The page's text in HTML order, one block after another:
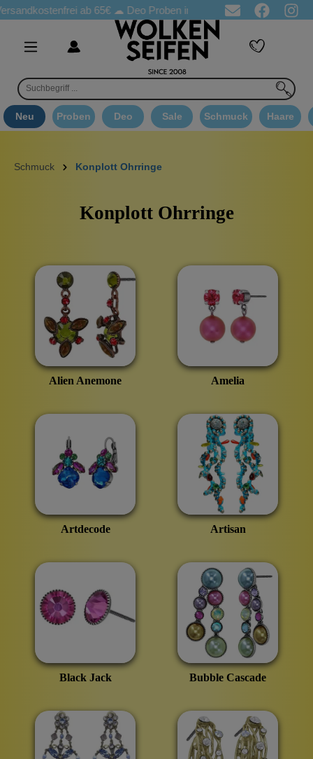
ab 65€ ☁ Deo Proben in jeder Bestellung ☁ Goodie
Neu Proben Deo Sale Schmuck Haare
Schmuck Konplott Ohrringe
Konplott Ohrringe
Alien Anemone Amelia
Artdecode Artisan
Black Jack Bubble Cascade